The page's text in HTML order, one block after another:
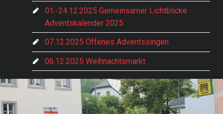
01.-24.12.2025 Gemeinsamer Lichtblicke
Adventskalender 2025
07.12.2025 Offenes Adventssingen
06.12.2025 Weihnachtsmarkt